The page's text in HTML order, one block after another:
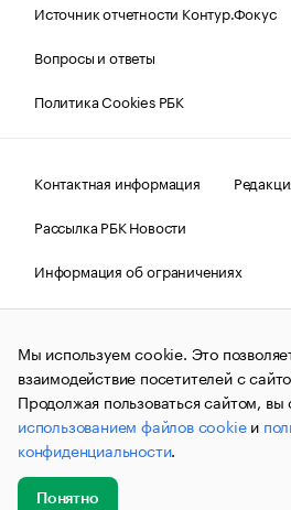
Источник отчетности Контур.Фокус
Вопросы и ответы
Политика Cookies РБК
Контактная информация
Рассылка РБК Новости
Информация об ограничениях
Правовая информация
О
© АО «РОСБИЗНЕСКОНСАЛТИНГ»,
и материалы информационного
(зарегистрировано Федеральной
связи, информационных технологий
коммуникаций (Роскомнадзор)
№ФС77-63848) сопровождаются
публикации могут содержать
не предназначенную для
до 18 лет.
Мы используем cookie. Это
взаимодействие посетителей с
Продолжая пользоваться сайтом, вы
использованием файлов cookieи
конфиденциальности.
Понятно